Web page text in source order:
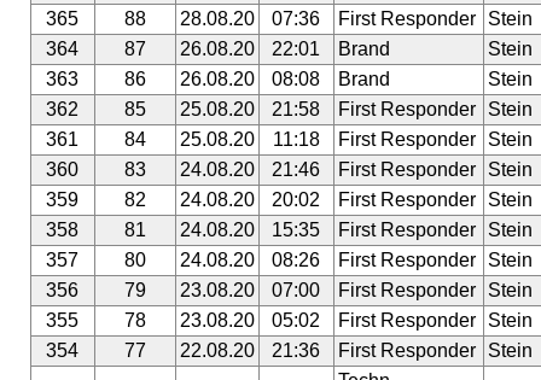
365
88 28.08.20 07:36 First Responder
Stein
364
87 26.08.20 22:01 Brand
Stein
363
86 26.08.20 08:08 Brand
Stein
362
85 25.08.20 21:58 First Responder
Stein
361
84 25.08.20 11:18 First Responder
Stein
360
83 24.08.20 21:46 First Responder
Stein
359
82 24.08.20 20:02 First Responder
Stein
358
81 24.08.20 15:35 First Responder
Stein
357
80 24.08.20 08:26 First Responder
Stein
356
79 23.08.20 07:00 First Responder
Stein
355
78 23.08.20 05:02 First Responder
Stein
354
77 22.08.20 21:36 First Responder
Stein